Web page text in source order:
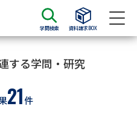
学問検索 資料請求BOX
資料検索
する学問・研究
21件